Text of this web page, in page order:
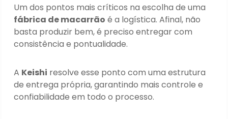
Um dos pontos mais críticos na escolha de uma
fábrica de macarrão é a logística. Afinal, não
basta produzir bem, é preciso entregar com
consistência e pontualidade.
A Keishi resolve esse ponto com uma estrutura
de entrega própria, garantindo mais controle e
confiabilidade em todo o processo.